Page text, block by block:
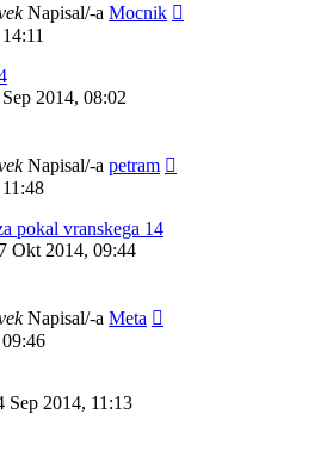
Napisal/-a Mocnik
2014, 08:02
Napisal/-a petram
pokal vranskega 14
Okt 2014, 09:44
Napisal/-a Meta
Sep 2014, 11:13